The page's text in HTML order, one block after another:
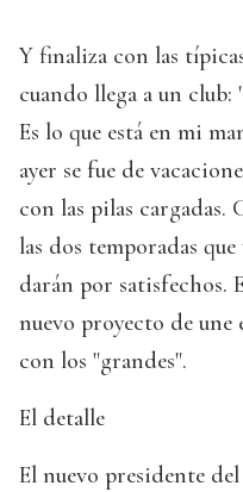
Y finaliza con las
cuando llega a un
Es lo que está en mi
ayer se fue de
con las pilas cargadas.
las dos temporadas
darán por satisfechos.
nuevo proyecto de une
con los "grandes".
El detalle
El nuevo presidente